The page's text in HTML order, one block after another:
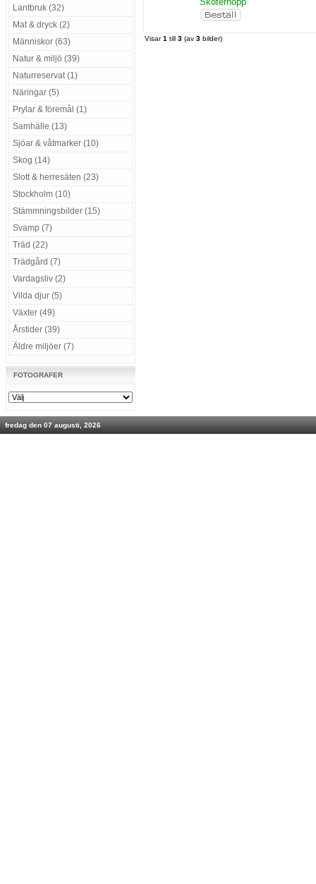
Lantbruk (32)
Mat & dryck (2)
Människor (63)
Natur & miljö (39)
Naturreservat (1)
Näringar (5)
Prylar & föremål (1)
Samhälle (13)
Sjöar & våtmarker (10)
Skog (14)
Slott & herresäten (23)
Stockholm (10)
Stämmningsbilder (15)
Svamp (7)
Träd (22)
Trädgård (7)
Vardagsliv (2)
Vilda djur (5)
Växter (49)
Årstider (39)
Äldre miljöer (7)
FOTOGRAFER
Visar1 till 3 (av 3 bilder)
fredag den 07 augusti, 2026